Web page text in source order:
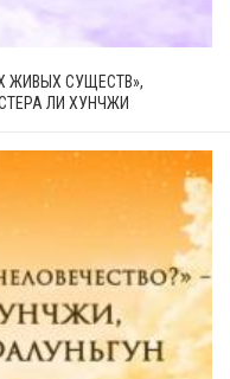
ЖИВЫХ СУЩЕСТВ»,
ЛИ ХУНЧЖИ